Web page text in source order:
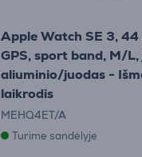
Apple Watch SE 3, 44
GPS, sport band, M/L,
aliuminio/juodas -
laikrodis
MEHQ4ET/A
Turime sandėlyje